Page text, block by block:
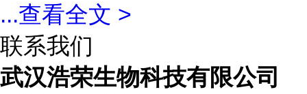
...查看全文 >
联系我们
武汉浩荣生物科技有限公司